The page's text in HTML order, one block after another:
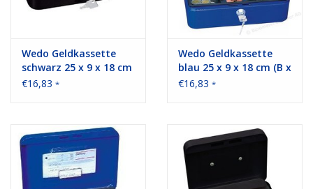
Wedo Geldkassette
schwarz 25 x 9 x 18 cm
(B x H x T)
€16,83 *
Wedo Geldkassette
blau 25 x 9 x 18 cm (B x
H x T)
€16,83 *